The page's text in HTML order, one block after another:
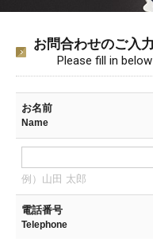
お問合わせのご入力
Please fill in
お名前
Name
例）山田 太郎
電話番号
Telephone